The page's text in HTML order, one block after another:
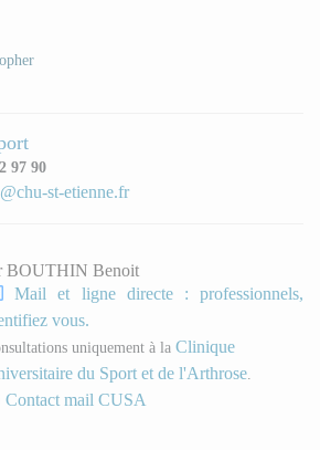
97 90
st-etienne.fr
BOUTHIN Benoit
Mail et ligne directe : professionnels,
vous.
uniquement à la Clinique
du Sport et de l'Arthrose
Contact mail CUSA